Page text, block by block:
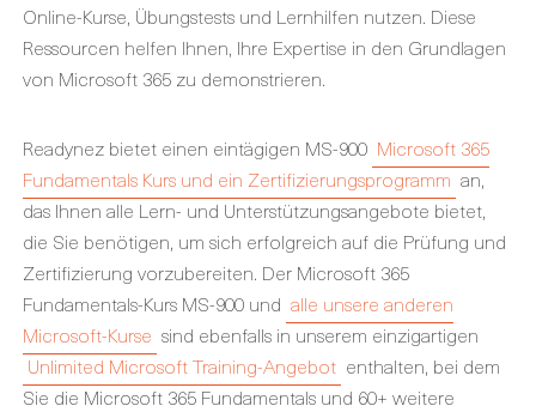
Online-Kurse, Übungstests und Lernhilfen nutzen. Diese
Ressourcen helfen Ihnen, Ihre Expertise in den Grundlagen
von Microsoft 365 zu demonstrieren.
Readynez bietet einen eintägigen MS-900 Microsoft 365
Fundamentals Kurs und ein Zertifizierungsprogramm an,
das Ihnen alle Lern- und Unterstützungsangebote bietet,
die Sie benötigen, um sich erfolgreich auf die Prüfung und
Zertifizierung vorzubereiten. Der Microsoft 365
Fundamentals-Kurs MS-900 und alle unsere anderen
Microsoft-Kurse sind ebenfalls in unserem einzigartigen
Unlimited Microsoft Training-Angebot enthalten, bei dem
Sie die Microsoft 365 Fundamentals und 60+ weitere